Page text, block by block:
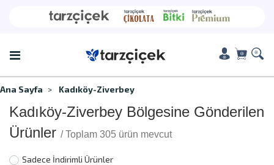
Ana Sayfa Kadıköy-Ziverbey
Kadıköy-Ziverbey Bölgesine Gönderilen
Ürünler / Toplam 305 ürün mevcut
Sadece İndirimli Ürünler